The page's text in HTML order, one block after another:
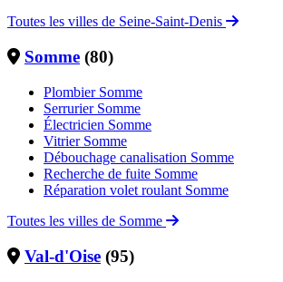
Toutes les villes de Seine-Saint-Denis
Somme (80)
Plombier Somme
Serrurier Somme
Électricien Somme
Vitrier Somme
Débouchage canalisation Somme
Recherche de fuite Somme
Réparation volet roulant Somme
Toutes les villes de Somme
Val-d'Oise (95)